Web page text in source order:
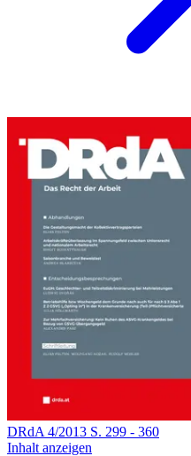
DRdA 4/2013 S. 299 - 360
Inhalt anzeigen